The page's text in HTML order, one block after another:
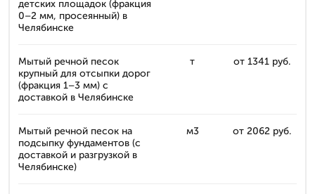
детских площадок (фракция
0–2 мм, просеянный) в
Челябинске
Мытый речной песок
крупный для отсыпки дорог
(фракция 1–3 мм) с
доставкой в Челябинске
т от 1341 руб.
Мытый речной песок на
подсыпку фундаментов (с
доставкой и разгрузкой в
Челябинске)
м3 от 2062 руб.